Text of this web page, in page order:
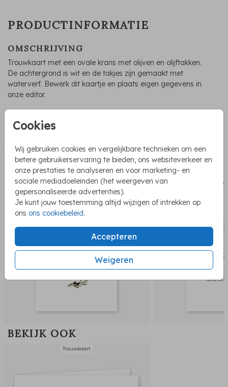
Cookies
Wij gebruiken cookies en vergelijkbare technieken om een
betere gebruikerservaring te bieden, ons websiteverkeer en
onze prestaties te analyseren en voor marketing- en
sociale mediadoeleinden (het weergeven van
gepersonaliseerde advertenties).
Je kunt jouw toestemming altijd wijzigen of intrekken op
ons ons cookiebeleid.
Accepteren
Weigeren
PRODUCTINFORMATIE
OMSCHRIJVING
Trouwkaart met een ovale krans met olijven en olijftakken.
De achtergrond is wit en de takjes zijn gemaakt met
waterverf. Bewerk dit kaartje en plaats eigen gegevens in
onze editor.
COLLECTIE
PASSEND BIJ DE KAART
tafelnummer
BEKIJK OOK
Trouwkaart